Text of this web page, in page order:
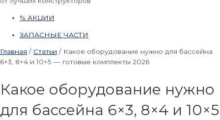
% АКЦИИ
ЗАПАСНЫЕ ЧАСТИ
Главная / Статьи / Какое оборудование нужно для бассейна
6×3, 8×4 и 10×5 — готовые комплекты 2026
Какое оборудование нужно
для бассейна 6×3, 8×4 и 10×5